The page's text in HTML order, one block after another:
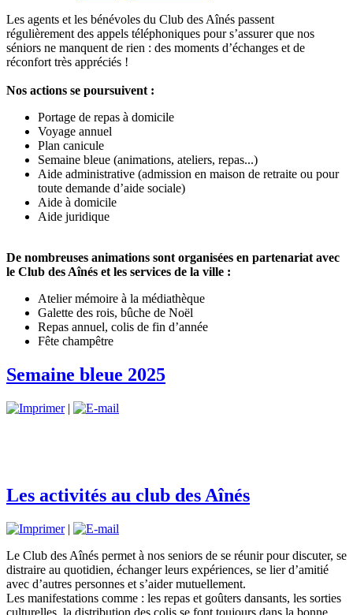
Les agents et les bénévoles du Club des Aînés passent
régulièrement des appels téléphoniques pour s’assurer que nos
séniors ne manquent de rien : des moments d’échanges et de
réconfort très appréciés !
Nos actions se poursuivent :
Portage de repas à domicile
Voyage annuel
Plan canicule
Semaine bleue (animations, ateliers, repas...)
Aide administrative (admission en maison de retraite ou pour
toute demande d’aide sociale)
Aide à domicile
Aide juridique
De nombreuses animations sont organisées en partenariat avec
le Club des Aînés et les services de la ville :
Atelier mémoire à la médiathèque
Galette des rois, bûche de Noël
Repas annuel, colis de fin d’année
Fête champêtre
Semaine bleue 2025
|
Les activités au club des Aînés
|
Le Club des Aînés permet à nos seniors de se réunir pour discuter, se
distraire au quotidien, échanger leurs expériences, se lier d’amitié
avec d’autres personnes et s’aider mutuellement.
Les manifestations comme : les repas et goûters dansants, les sorties
culturelles, la distribution des colis se font toujours dans la bonne